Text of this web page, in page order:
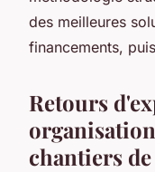
des meilleures
financements,
Retours
chantiers